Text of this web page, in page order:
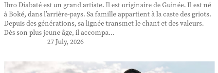
Ibro Diabaté est un grand artiste. Il est originaire de Guinée. Il est né
à Boké, dans l’arrière-pays. Sa famille appartient à la caste des griots.
Depuis des générations, sa lignée transmet le chant et des valeurs.
Dès son plus jeune âge, il accompa...
27 July, 2026